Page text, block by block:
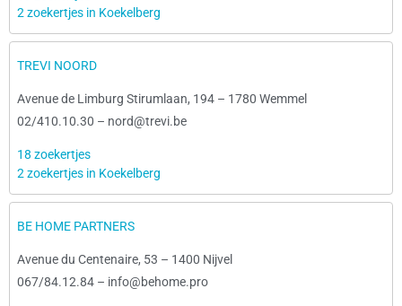
2 zoekertjes in Koekelberg
TREVI NOORD
Avenue de Limburg Stirumlaan, 194 – 1780 Wemmel
02/410.10.30 – nord@trevi.be
18 zoekertjes
2 zoekertjes in Koekelberg
BE HOME PARTNERS
Avenue du Centenaire, 53 – 1400 Nijvel
067/84.12.84 – info@behome.pro